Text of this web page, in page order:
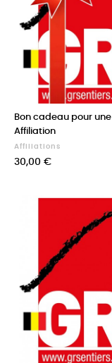
Bon cadeau pour une
Affiliation
Affiliations
Prix
30,00 €